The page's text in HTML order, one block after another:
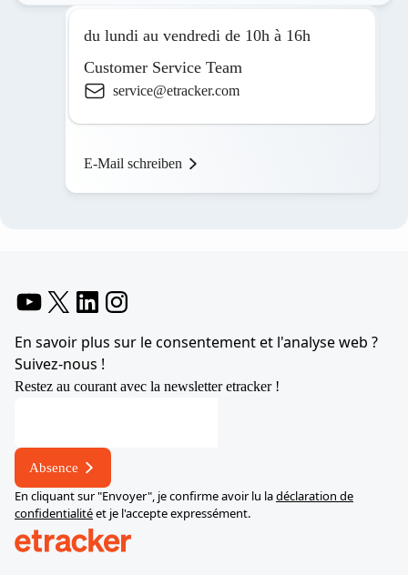
du lundi au vendredi de 10h à 16h
Customer Service Team
service@etracker.com
E-Mail schreiben
En savoir plus sur le consentement et l'analyse web ?
Suivez-nous !
Restez au courant avec la newsletter etracker !
Absence
En cliquant sur "Envoyer", je confirme avoir lu ladéclaration de
confidentialitéet je l'accepte expressément.